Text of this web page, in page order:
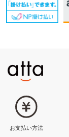
お支払い方法